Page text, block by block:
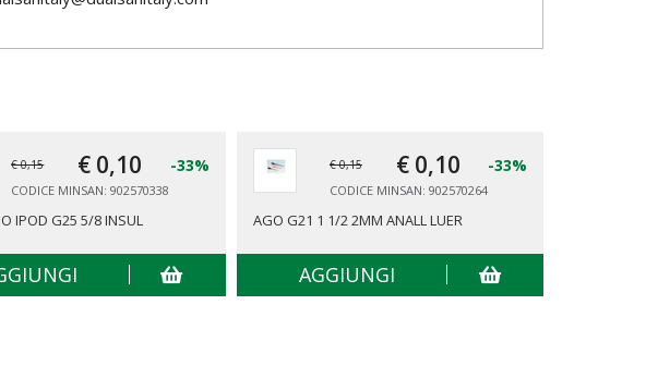
€ 0,15 € 0,10 -33%
CODICE MINSAN: 902570338
IPOD G25 5/8 INSUL
€ 0,15 € 0,10 -33%
CODICE MINSAN: 902570264
AGO G21 1 1/2 2MM ANALL LUER
AGGIUNGI